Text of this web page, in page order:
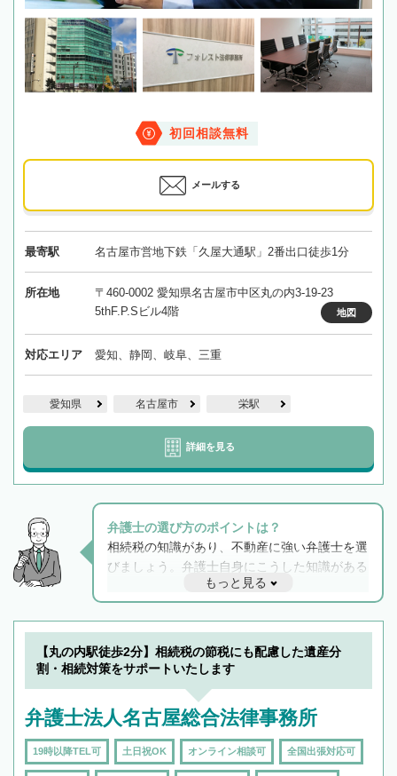
初回相談無料
メールする
最寄駅 名古屋市営地下鉄「久屋大通駅」2番出口徒歩1分
所在地
〒460-0002 愛知県名古屋市中区丸の内3-19-23
5thF.P.Sビル4階
地図
対応エリア 愛知、静岡、岐阜、三重
愛知県 名古屋市 栄駅
詳細を見る
弁護士の選び方のポイントは？
相続税の知識があり、不動産に強い弁護士を選
びましょう。弁護士自身にこうした知識がある
と他士業との連携もスムーズに進み、トラブル
解決のみならず相続をトータルで任せることが
できます。また、相続は感情がからむ分野なの
でフィーリングも重要です。実際に電話や面談
で複数の弁護士と会話をしてウマが合う方に依
もっと見る
【丸の内駅徒歩2分】相続税の節税にも配慮した遺産分
割・相続対策をサポートいたします
弁護士法人名古屋総合法律事務所
19時以降TEL可 土日祝OK オンライン相談可 全国出張対応可